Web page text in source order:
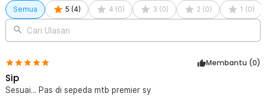
sepeda praktis dan multifungsi.
Kelengkapan Produk
1 x BU FAN JIA Tas Sepeda Frame Segitiga Bike Bag Waterproof
Semua 5 (4) 4 (0) 3 (0) 2 (0) 1 (0)
Cari Ulasan
Membantu (0)
Sip
Sesuai... Pas di sepeda mtb premier sy